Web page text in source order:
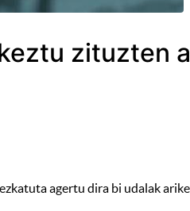
zituzten
agertu dira bi udalak